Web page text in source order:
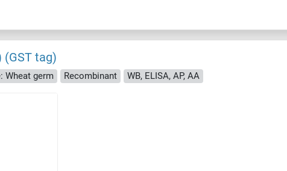
(GST tag)
Wheat germ Recombinant WB, ELISA, AP, AA